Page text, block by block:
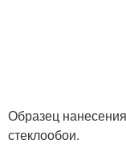
Образец
стеклообои.